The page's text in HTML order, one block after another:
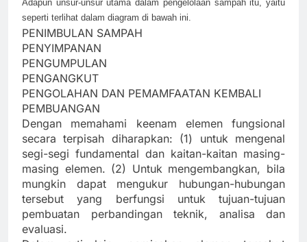
Adapun unsur-unsur utama dalam pengelolaan sampah itu, yaitu
seperti terlihat dalam diagram di bawah ini.
PENIMBULAN SAMPAH
PENYIMPANAN
PENGUMPULAN
PENGANGKUT
PENGOLAHAN DAN PEMAMFAATAN KEMBALI
PEMBUANGAN
Dengan memahami keenam elemen fungsional
secara terpisah diharapkan: (1) untuk mengenal
segi-segi fundamental dan kaitan-kaitan masing-
masing elemen. (2) Untuk mengembangkan, bila
mungkin dapat mengukur hubungan-hubungan
tersebut yang berfungsi untuk tujuan-tujuan
pembuatan perbandingan teknik, analisa dan
evaluasi.